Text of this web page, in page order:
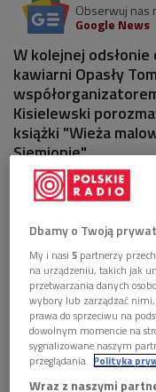
Obserwuj nas
Google News
W kolejnej
kawiarni Opasły
Kisielewski
książki "Wieża
Siemionie".
"Jeśli pracuję nad
mógłbym oczywiście
i usłyszeć wszystkie
antykadencje,
– czy są średniówki,
jakiego systemu
mi się tego
i mówię: przeczytaj.
zapiszę po swojemu i
Dbamy o Twoją
My i nasi5 partnerzy
na urządzeniu, takich jak
przetwarzania danych
wybory lub zarządzać
prawa do sprzeciwu na
dowolnym momencie na
sygnalizowane naszym
przeglądania. Polityka
Wraz z naszymi